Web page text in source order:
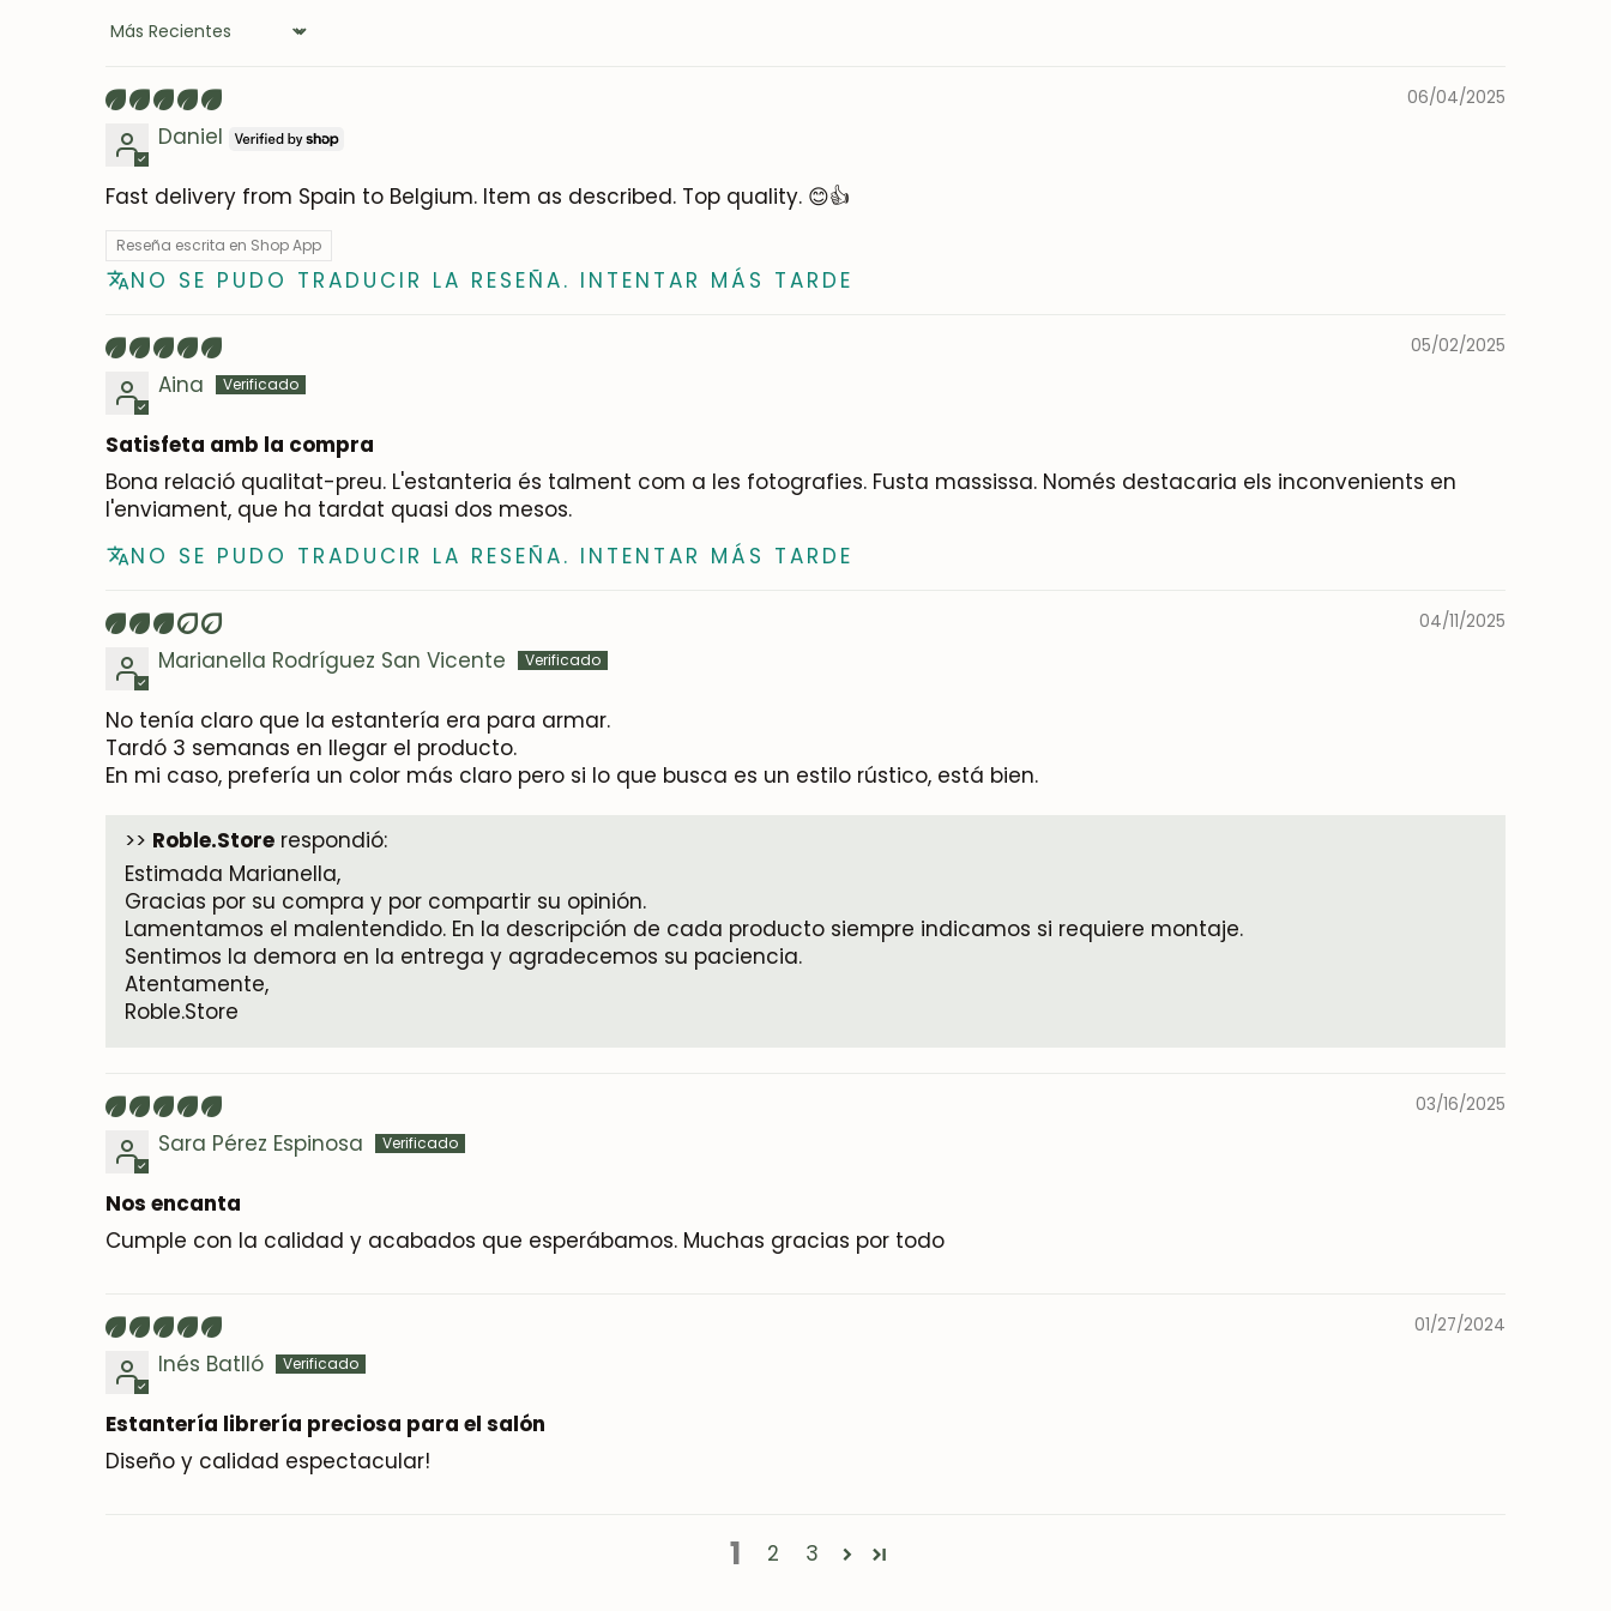
Sort by
06/04/2025
Daniel
Fast delivery from Spain to Belgium. Item as described. Top quality. 😊👍
Reseña escrita en Shop App
NO SE PUDO TRADUCIR LA RESEÑA. INTENTAR MÁS TARDE
05/02/2025
Aina
Satisfeta amb la compra
Bona relació qualitat-preu. L'estanteria és talment com a les fotografies. Fusta massissa. Només destacaria els inconvenients en
l'enviament, que ha tardat quasi dos mesos.
NO SE PUDO TRADUCIR LA RESEÑA. INTENTAR MÁS TARDE
04/11/2025
Marianella Rodríguez San Vicente
No tenía claro que la estantería era para armar.
Tardó 3 semanas en llegar el producto.
En mi caso, prefería un color más claro pero si lo que busca es un estilo rústico, está bien.
>> Roble.Store respondió:
Estimada Marianella,
Gracias por su compra y por compartir su opinión.
Lamentamos el malentendido. En la descripción de cada producto siempre indicamos si requiere montaje.
Sentimos la demora en la entrega y agradecemos su paciencia.
Atentamente,
Roble.Store
03/16/2025
Sara Pérez Espinosa
Nos encanta
Cumple con la calidad y acabados que esperábamos. Muchas gracias por todo
01/27/2024
Inés Batlló
Estantería librería preciosa para el salón
Diseño y calidad espectacular!
1 2 3